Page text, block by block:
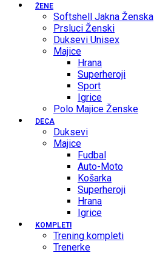
ŽENE
Softshell Jakna Ženska
Prsluci Ženski
Duksevi Unisex
Majice
Hrana
Superheroji
Sport
Igrice
Polo Majice Ženske
DECA
Duksevi
Majice
Fudbal
Auto-Moto
Košarka
Superheroji
Hrana
Igrice
KOMPLETI
Trening kompleti
Trenerke